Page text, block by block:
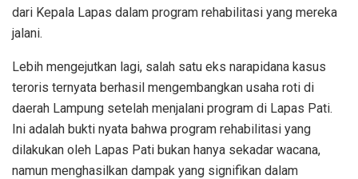
dari Kepala Lapas dalam program rehabilitasi yang mereka
jalani.
Lebih mengejutkan lagi, salah satu eks narapidana kasus
teroris ternyata berhasil mengembangkan usaha roti di
daerah Lampung setelah menjalani program di Lapas Pati.
Ini adalah bukti nyata bahwa program rehabilitasi yang
dilakukan oleh Lapas Pati bukan hanya sekadar wacana,
namun menghasilkan dampak yang signifikan dalam